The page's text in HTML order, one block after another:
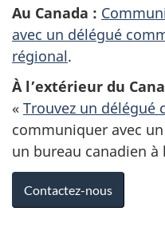
Au Canada :
avec un délégué
régional.
À l’extérieur du
« Trouvez un délégué
communiquer avec
un bureau canadien à
Contactez-nous